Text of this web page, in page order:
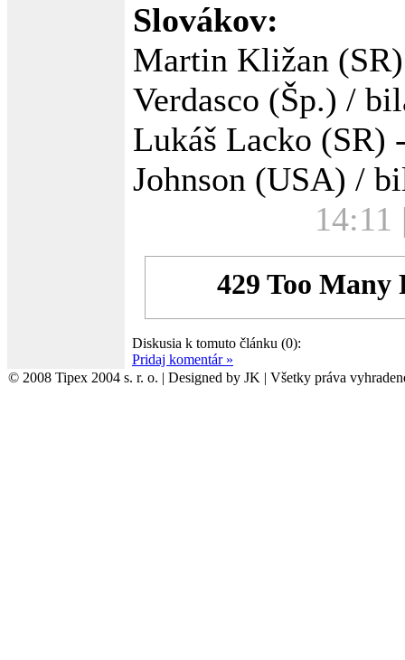
Slovákov:
Martin Kližan
Verdasco (Šp.) /
Lukáš Lacko (SR)
Johnson (USA) /
14:11
Diskusia k tomuto článku (0):
Pridaj komentár »
© 2008 Tipex 2004 s. r. o. | Designed by JK | Všetky práva